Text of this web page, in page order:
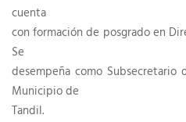
cuenta
con formación de posgrado en
Se
desempeña como Subsecretario
Municipio de
Tandil.